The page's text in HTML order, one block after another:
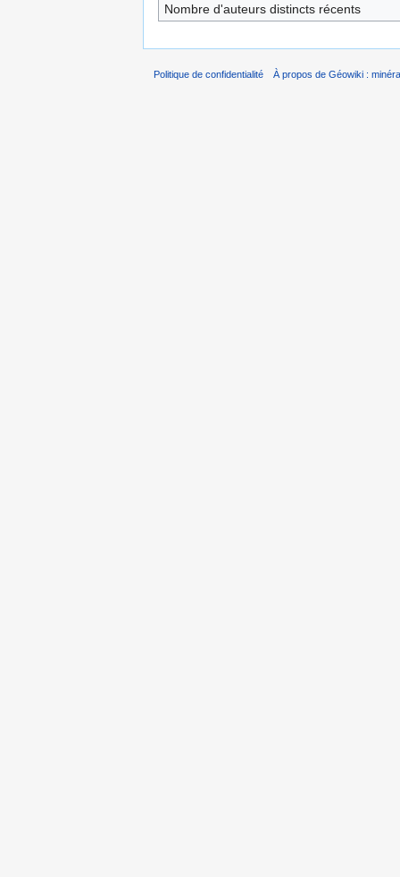
Nombre d'auteurs distincts récents
Politique de confidentialité À propos de Géowiki :